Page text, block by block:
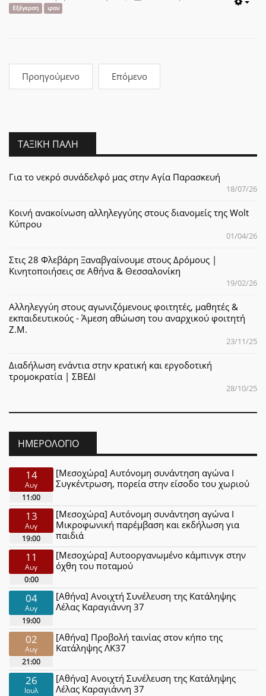
Εξέγερση ιραν
Προηγούμενο Επόμενο
ΤΑΞΙΚΉ ΠΆΛΗ
Για το νεκρό συνάδελφό μας στην Αγία Παρασκευή
18/07/26
Κοινή ανακοίνωση αλληλεγγύης στους διανομείς της Wolt
Κύπρου
01/04/26
Στις 28 Φλεβάρη Ξαναβγαίνουμε στους Δρόμους |
Κινητοποιήσεις σε Αθήνα & Θεσσαλονίκη
19/02/26
Αλληλεγγύη στους αγωνιζόμενους φοιτητές, μαθητές &
εκπαιδευτικούς - Άμεση αθώωση του αναρχικού φοιτητή
Ζ.Μ.
23/11/25
Διαδήλωση ενάντια στην κρατική και εργοδοτική
τρομοκρατία | ΣΒΕΔΙ
28/10/25
ΗΜΕΡΟΛΌΓΙΟ
14
Αυγ
11:00
[Μεσοχώρα] Αυτόνομη συνάντηση αγώνα Ι
Συγκέντρωση, πορεία στην είσοδο του χωριού
13
Αυγ
19:00
[Μεσοχώρα] Αυτόνομη συνάντηση αγώνα Ι
Μικροφωνική παρέμβαση και εκδήλωση για
παιδιά
11
Αυγ
0:00
[Μεσοχώρα] Αυτοοργανωμένο κάμπινγκ στην
όχθη του ποταμού
04
Αυγ
19:00
[Αθήνα] Ανοιχτή Συνέλευση της Κατάληψης
Λέλας Καραγιάννη 37
02
Αυγ
21:00
[Αθήνα] Προβολή ταινίας στον κήπο της
Κατάληψης ΛΚ37
26
Ιουλ
[Αθήνα] Ανοιχτή Συνέλευση της Κατάληψης
Λέλας Καραγιάννη 37